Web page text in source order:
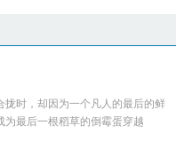
拢时，却因为一个凡人的最后的鲜
为最后一根稻草的倒霉蛋穿越